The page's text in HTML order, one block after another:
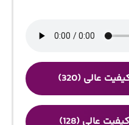
عالی (320)
عالی (128)